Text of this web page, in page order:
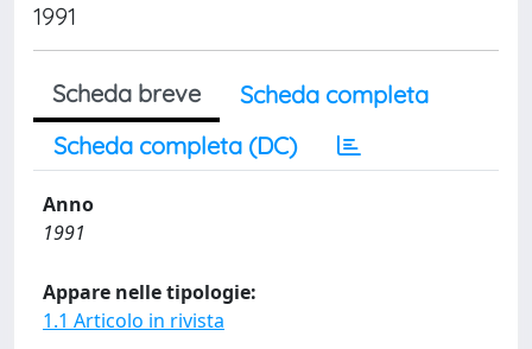
1991
Scheda breve
Scheda completa
Scheda completa (DC)
Anno
1991
Appare nelle tipologie:
1.1 Articolo in rivista